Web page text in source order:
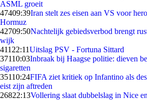
ASML groeit
47409:39Iran stelt zes eisen aan VS voor
Hormuz
42709:50Nachtelijk gebiedsverbod brengt
wijk
411 22:11Uitslag PSV - Fortuna Sittard
37110:03Inbraak bij Haagse politie: dieven
sigaretten
35110:24FIFA ziet kritiek op Infantino als
eist zijn aftreden
26822:13Vollering slaat dubbelslag in Nice